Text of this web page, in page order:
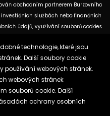
obchodním partnerem Burzovního
službách nebo finančních
údajů, využívání souborů cookies
U jednotlivých článků mohou
datu původní analýzy nebo datu,
uvedené tržní údaje.
a cookies
technologie, které jsou
Další soubory cookie
používání webových stránek.
webových stránek
souborů cookie. Další
ochrany osobních